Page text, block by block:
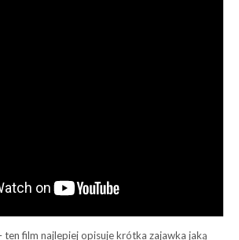
ten film najlepiej opisuje krótka zajawka jaką